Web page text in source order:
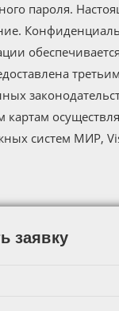
пароля.
систем МИР,
заявку